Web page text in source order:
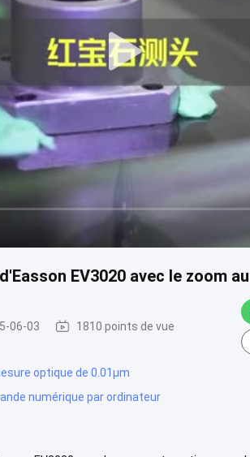
EV3020 avec le zoom
06-03 1810 points de vue
optique de 0.01μm
numérique par ordinateur